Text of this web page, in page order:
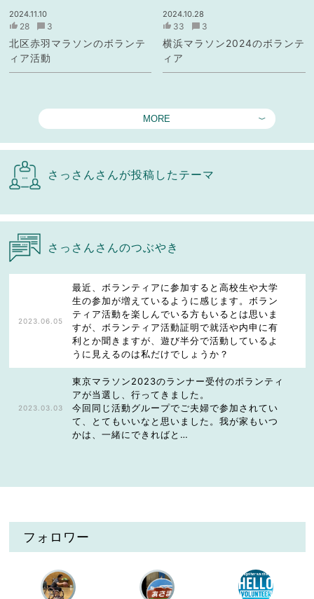
2024.11.10
28 3
北区赤羽マラソンのボランテ
ィア活動
2024.10.28
33 3
横浜マラソン2024のボランテ
ィア
MORE
さっさんさんが投稿したテーマ
さっさんさんのつぶやき
2023.06.05
最近、ボランティアに参加すると高校生や大学
生の参加が増えているように感じます。ボラン
ティア活動を楽しんでいる方もいるとは思いま
すが、ボランティア活動証明で就活や内申に有
利とか聞きますが、遊び半分で活動しているよ
うに見えるのは私だけでしょうか？
2023.03.03
東京マラソン2023のランナー受付のボランティ
アが当選し、行ってきました。
今回同じ活動グループでご夫婦で参加されてい
て、とてもいいなと思いました。我が家もいつ
かは、一緒にできればと…
フォロワー